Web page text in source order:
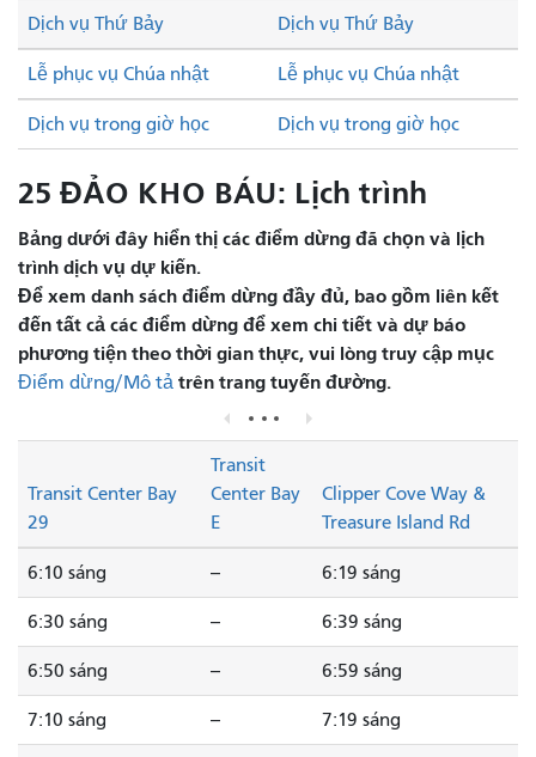
Dịch vụ Thứ Bảy Dịch vụ Thứ Bảy
Lễ phục vụ Chúa nhật Lễ phục vụ Chúa nhật
Dịch vụ trong giờ học Dịch vụ trong giờ học
25 ĐẢO KHO BÁU: Lịch trình
Bảng dưới đây hiển thị các điểm dừng đã chọn và lịch
trình dịch vụ dự kiến.
Để xem danh sách điểm dừng đầy đủ, bao gồm liên kết
đến tất cả các điểm dừng để xem chi tiết và dự báo
phương tiện theo thời gian thực, vui lòng truy cập mục
Điểm dừng/Mô tả trên trang tuyến đường.
Transit Center Bay
29
Transit
Center Bay
E
Clipper Cove Way &
Treasure Island Rd
6:10 sáng -- 6:19 sáng
6:30 sáng -- 6:39 sáng
6:50 sáng -- 6:59 sáng
7:10 sáng -- 7:19 sáng